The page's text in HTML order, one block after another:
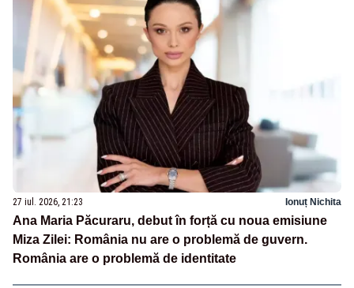
27 iul. 2026, 21:23 Ionuț Nichita
Ana Maria Păcuraru, debut în forță cu noua emisiune
Miza Zilei: România nu are o problemă de guvern.
România are o problemă de identitate